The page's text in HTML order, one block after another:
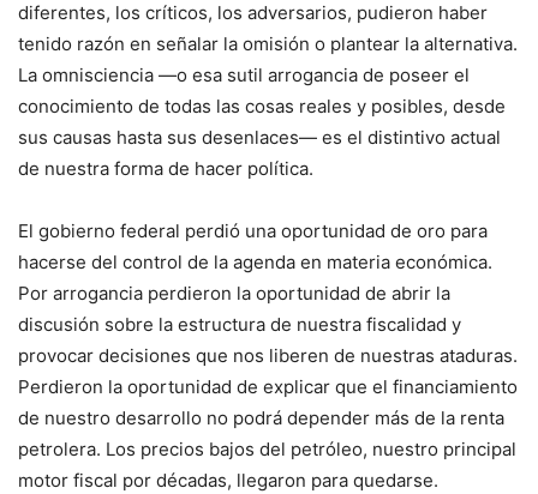
diferentes, los críticos, los adversarios, pudieron haber
tenido razón en señalar la omisión o plantear la alternativa.
La omnisciencia —o esa sutil arrogancia de poseer el
conocimiento de todas las cosas reales y posibles, desde
sus causas hasta sus desenlaces— es el distintivo actual
de nuestra forma de hacer política.
El gobierno federal perdió una oportunidad de oro para
hacerse del control de la agenda en materia económica.
Por arrogancia perdieron la oportunidad de abrir la
discusión sobre la estructura de nuestra fiscalidad y
provocar decisiones que nos liberen de nuestras ataduras.
Perdieron la oportunidad de explicar que el financiamiento
de nuestro desarrollo no podrá depender más de la renta
petrolera. Los precios bajos del petróleo, nuestro principal
motor fiscal por décadas, llegaron para quedarse.